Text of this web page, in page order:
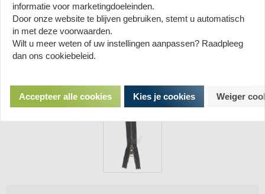
informatie voor marketingdoeleinden.
Door onze website te blijven gebruiken, stemt u automatisch
in met deze voorwaarden.
Wilt u meer weten of uw instellingen aanpassen? Raadpleeg
dan ons cookiebeleid.
Accepteer alle cookies Kies je cookies Weiger